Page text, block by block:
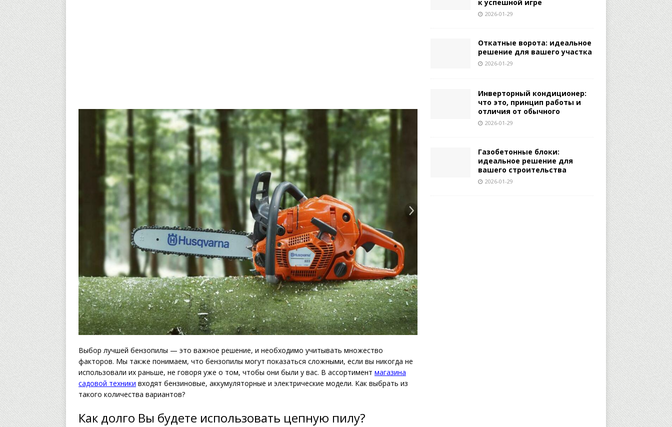
Выбор лучшей бензопилы — это важное решение, и необходимо учитывать множество
факторов. Мы также понимаем, что бензопилы могут показаться сложными, если вы никогда не
использовали их раньше, не говоря уже о том, чтобы они были у вас. В ассортимент магазина
садовой техники входят бензиновые, аккумуляторные и электрические модели. Как выбрать из
такого количества вариантов?
Как долго Вы будете использовать цепную пилу?
к успешной игре
2026-01-29
Откатные ворота: идеальное
решение для вашего участка
2026-01-29
Инверторный кондиционер:
что это, принцип работы и
отличия от обычного
2026-01-29
Газобетонные блоки:
идеальное решение для
вашего строительства
2026-01-29